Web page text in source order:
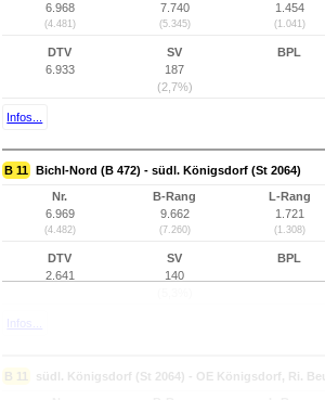
6.968
(4.481)
7.740
(5.345)
1.454
(1.041)
DTV
6.933
SV
187
(2,7%)
BPL
Infos...
B 11 Bichl-Nord (B 472) - südl. Königsdorf (St 2064)
Nr.
6.969
(4.482)
B-Rang
9.662
(7.260)
L-Rang
1.721
(1.308)
DTV
2.641
SV
140
BPL
Infos...
B 11 südl. Königsdorf (St 2064) - OE Königsdorf, Ri.